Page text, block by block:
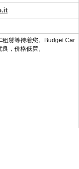
租赁等待着您。Budget Car
，价格低廉。